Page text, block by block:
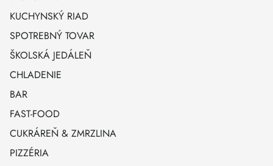
KUCHYNSKÝ RIAD
SPOTREBNÝ TOVAR
ŠKOLSKÁ JEDÁLEŇ
CHLADENIE
BAR
FAST-FOOD
CUKRÁREŇ & ZMRZLINA
PIZZÉRIA